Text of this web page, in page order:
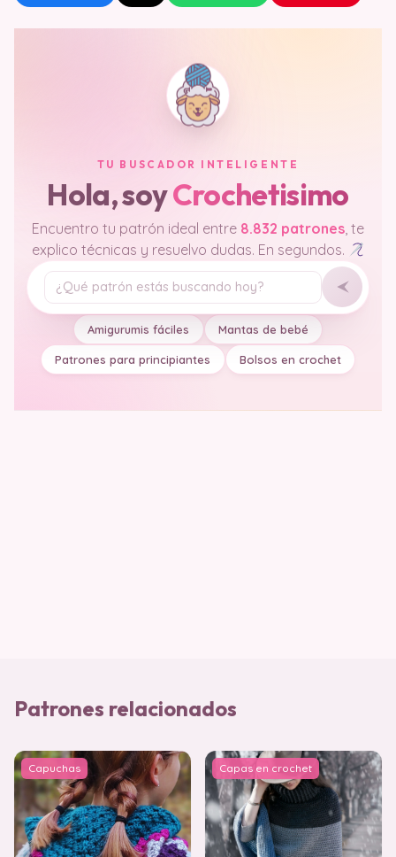
TU BUSCADOR INTELIGENTE
Hola, soyCrochetisimo
Encuentro tu patrón ideal entre 8.832 patrones, te
explico técnicas y resuelvo dudas. En segundos.
Tu pregunta
Amigurumis fáciles Mantas de bebé
Patrones para principiantes Bolsos en crochet
Patrones relacionados
Capuchas Capas en crochet